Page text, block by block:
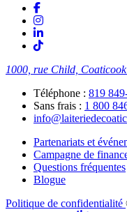
1000, rue Child,
Téléphone : 819
Sans frais : 1 800
Partenariats et
Campagne de
Questions fréquentes
Blogue
Politique de confidentialité